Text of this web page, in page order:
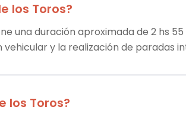
los Toros?
una duración aproximada de 2 hs
y la realización de paradas
los Toros?